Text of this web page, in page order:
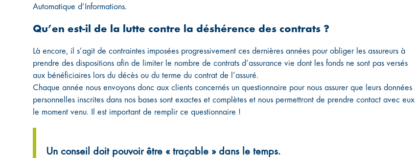
Automatique d’Informations.
Qu’en est-il de la lutte contre la déshérence des contrats ?
Là encore, il s’agit de contraintes imposées progressivement ces dernières années pour obliger les assureurs à
prendre des dispositions afin de limiter le nombre de contrats d’assurance vie dont les fonds ne sont pas versés
aux bénéficiaires lors du décès ou du terme du contrat de l’assuré.
Chaque année nous envoyons donc aux clients concernés un questionnaire pour nous assurer que leurs données
personnelles inscrites dans nos bases sont exactes et complètes et nous permettront de prendre contact avec eux
le moment venu. Il est important de remplir ce questionnaire !
Un conseil doit pouvoir être « traçable » dans le temps.